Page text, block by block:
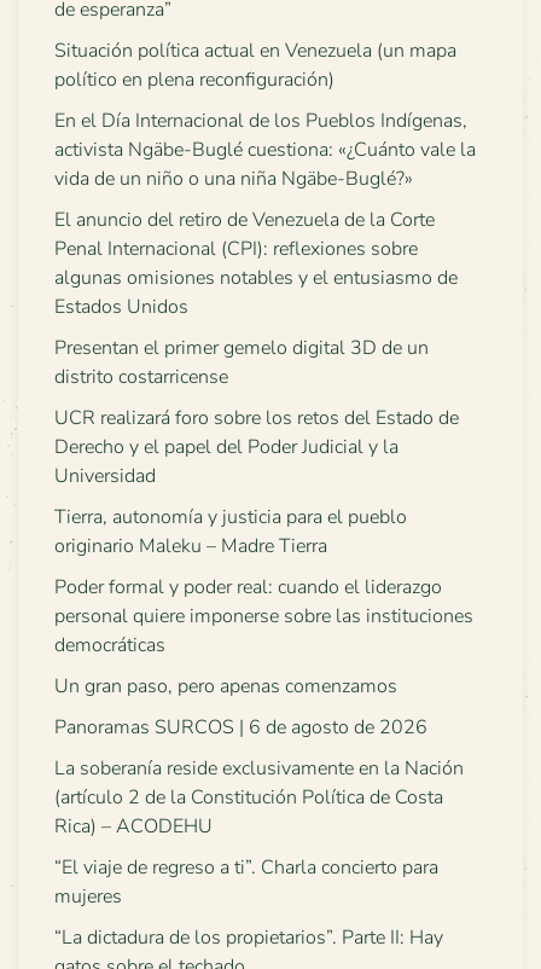
de esperanza”
Situación política actual en Venezuela (un mapa
político en plena reconfiguración)
En el Día Internacional de los Pueblos Indígenas,
activista Ngäbe-Buglé cuestiona: «¿Cuánto vale la
vida de un niño o una niña Ngäbe-Buglé?»
El anuncio del retiro de Venezuela de la Corte
Penal Internacional (CPI): reflexiones sobre
algunas omisiones notables y el entusiasmo de
Estados Unidos
Presentan el primer gemelo digital 3D de un
distrito costarricense
UCR realizará foro sobre los retos del Estado de
Derecho y el papel del Poder Judicial y la
Universidad
Tierra, autonomía y justicia para el pueblo
originario Maleku – Madre Tierra
Poder formal y poder real: cuando el liderazgo
personal quiere imponerse sobre las instituciones
democráticas
Un gran paso, pero apenas comenzamos
Panoramas SURCOS | 6 de agosto de 2026
La soberanía reside exclusivamente en la Nación
(artículo 2 de la Constitución Política de Costa
Rica) – ACODEHU
“El viaje de regreso a ti”. Charla concierto para
mujeres
“La dictadura de los propietarios”. Parte II: Hay